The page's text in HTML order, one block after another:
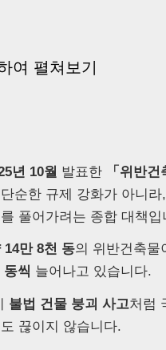
수천만 원, 많게는 수억
서 겪었던 일입니다. 금
말씀하십니다. “내 대
하죠?” 이 모든 불안, 사
는 걱정입니다. 그래
돈이 어떻게 움직이는
무엇을 꼭 준비해야 하
이해하시면, 잔금일이
라 “내 집을 완성하는
니다. | Introduction
ever thought like
여 펼쳐보기
년 10월 발표한
「위반건
순한 규제 강화가 아니라
풀어가려는 종합 대책입
14만 8천 동의 위반건축물
동씩 늘어나고 있습니다.
불법 건물 붕괴 사고처럼
도 끊이지 않습니다.